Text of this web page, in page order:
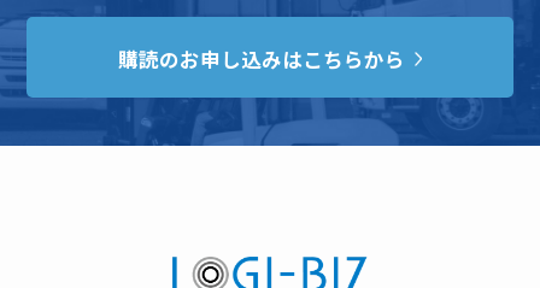
購読のお申し込みはこちらから